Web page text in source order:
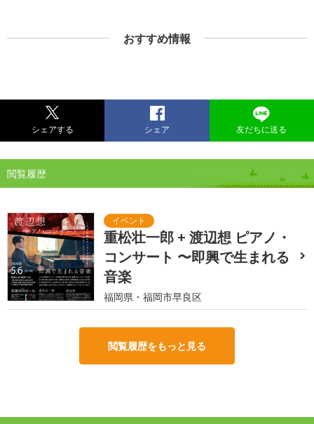
おすすめ情報
シェアする シェア 友だちに送る
閲覧履歴
重松壮一郎 + 渡辺想 ピアノ・
コンサート 〜即興で生まれる
音楽
福岡県・福岡市早良区
閲覧履歴をもっと見る